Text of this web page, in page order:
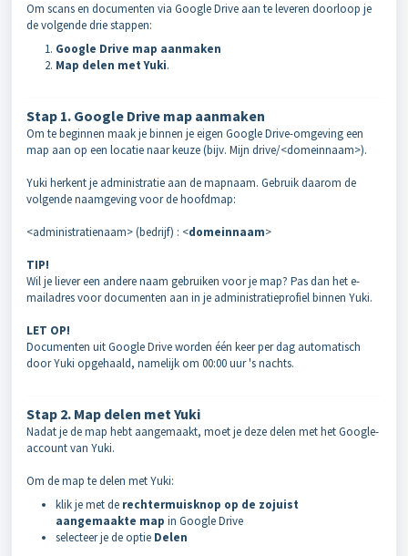
Om scans en documenten via Google Drive aan te leveren doorloop je
de volgende drie stappen:
Google Drive map aanmaken
Map delen met Yuki.
Stap 1. Google Drive map aanmaken
Om te beginnen maak je binnen je eigen Google Drive-omgeving een
map aan op een locatie naar keuze (bijv. Mijn drive/<domeinnaam>).
Yuki herkent je administratie aan de mapnaam. Gebruik daarom de
volgende naamgeving voor de hoofdmap:
<administratienaam> (bedrijf) : <domeinnaam>
TIP!
Wil je liever een andere naam gebruiken voor je map? Pas dan het e-
mailadres voor documenten aan in je administratieprofiel binnen Yuki.
LET OP!
Documenten uit Google Drive worden één keer per dag automatisch
door Yuki opgehaald, namelijk om 00:00 uur 's nachts.
Stap 2. Map delen met Yuki
Nadat je de map hebt aangemaakt, moet je deze delen met het Google-
account van Yuki.
Om de map te delen met Yuki:
klik je met de rechtermuisknop op de zojuist
aangemaakte map in Google Drive
selecteer je de optie Delen